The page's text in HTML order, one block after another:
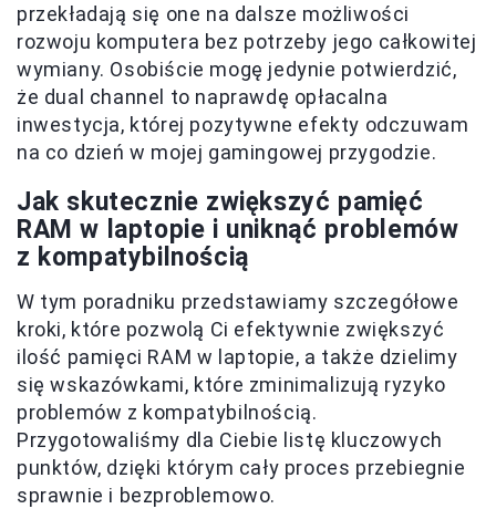
przekładają się one na dalsze możliwości
rozwoju komputera bez potrzeby jego całkowitej
wymiany. Osobiście mogę jedynie potwierdzić,
że dual channel to naprawdę opłacalna
inwestycja, której pozytywne efekty odczuwam
na co dzień w mojej gamingowej przygodzie.
Jak skutecznie zwiększyć pamięć
RAM w laptopie i uniknąć problemów
z kompatybilnością
W tym poradniku przedstawiamy szczegółowe
kroki, które pozwolą Ci efektywnie zwiększyć
ilość pamięci RAM w laptopie, a także dzielimy
się wskazówkami, które zminimalizują ryzyko
problemów z kompatybilnością.
Przygotowaliśmy dla Ciebie listę kluczowych
punktów, dzięki którym cały proces przebiegnie
sprawnie i bezproblemowo.